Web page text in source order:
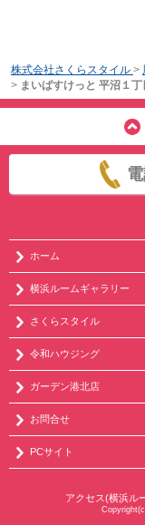
株式会社さくらスタイル >
> まいばすけっと 平沼１丁
ホーム
横浜ルームギャラリー
さくらスタイル
令和ハウジング
ガーデン港北店
お問合せ
PCサイト
アクセス(横浜ル